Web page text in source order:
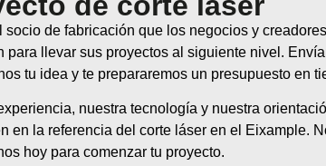
socio de fabricación que los negocios y
para llevar sus proyectos al siguiente nivel.
tu idea y te prepararemos un presupuesto en
nuestra tecnología y nuestra
en la referencia del corte láser en el Eixample.
hoy para comenzar tu proyecto.